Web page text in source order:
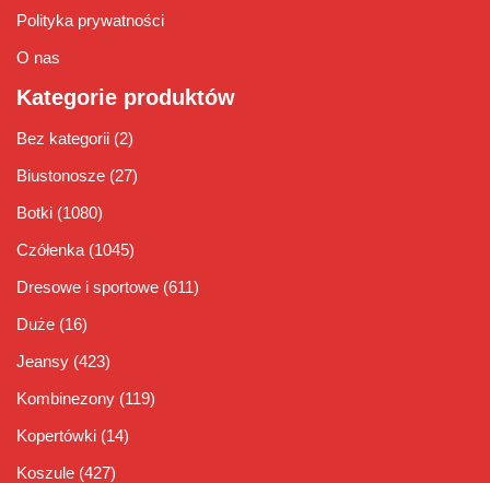
Polityka prywatności
O nas
Kategorie produktów
Bez kategorii (2)
Biustonosze (27)
Botki (1080)
Czółenka (1045)
Dresowe i sportowe (611)
Duże (16)
Jeansy (423)
Kombinezony (119)
Kopertówki (14)
Koszule (427)